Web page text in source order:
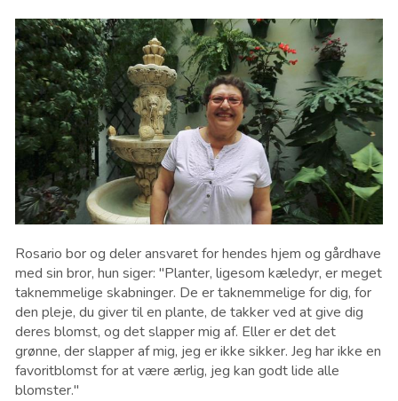
Rosario bor og deler ansvaret for hendes hjem og gårdhave
med sin bror, hun siger: "Planter, ligesom kæledyr, er meget
taknemmelige skabninger. De er taknemmelige for dig, for
den pleje, du giver til en plante, de takker ved at give dig
deres blomst, og det slapper mig af. Eller er det det
grønne, der slapper af mig, jeg er ikke sikker. Jeg har ikke en
favoritblomst for at være ærlig, jeg kan godt lide alle
blomster."